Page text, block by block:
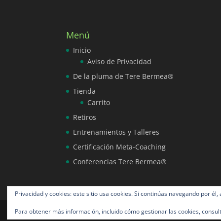
Menú
Inicio
Aviso de Privacidad
De la pluma de Tere Bermea®
Tienda
Carrito
Retiros
Entrenamientos y Talleres
Certificación Meta-Coaching
Conferencias Tere Bermea®
Tere Bermea® todos los derechos reservados
Privacidad y cookies: este sitio usa cookies. Si continúas navegando por él,
Para obtener más información, incluido cómo gestionar las cookies,